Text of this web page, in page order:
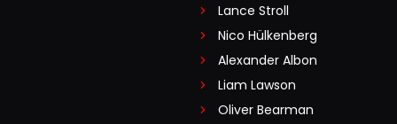
Lance Stroll
Nico Hülkenberg
Alexander Albon
Liam Lawson
Oliver Bearman